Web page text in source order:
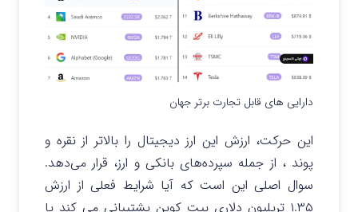
دارایی های قابل تجارت برتر جهان
این حرکت، ارزش این ارز دیجیتال را بالاتر از نقره و
پوند ، از جمله سپرده‌های بانکی و ارز، قرار می‌دهد.
سوال اصلی این است که آیا شرایط فعلی از ارزش
۱.۳۵ تریلیون دلاری بیت کوین پشتیبانی می کند یا